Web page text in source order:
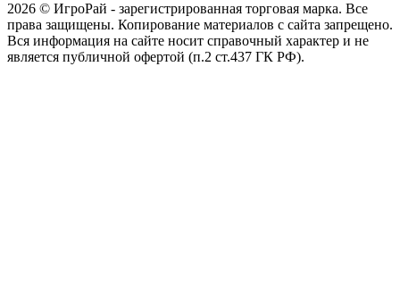
2026 © ИгроРай - зарегистрированная торговая марка. Все
права защищены. Копирование материалов с сайта запрещено.
Вся информация на сайте носит справочный характер и не
является публичной офертой (п.2 ст.437 ГК РФ).